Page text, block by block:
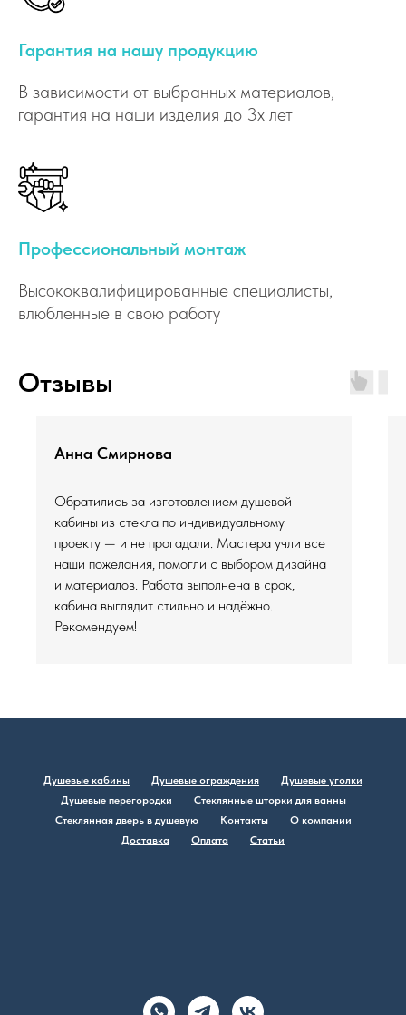
Гарантия на нашу продукцию
В зависимости от выбранных материалов,
гарантия на наши изделия до 3х лет
Профессиональный монтаж
Высококвалифицированные специалисты,
влюбленные в свою работу
Отзывы
Анна Смирнова
Обратились за изготовлением душевой
кабины из стекла по индивидуальному
проекту — и не прогадали. Мастера учли все
наши пожелания, помогли с выбором дизайна
и материалов. Работа выполнена в срок,
кабина выглядит стильно и надёжно.
Рекомендуем!
Душевые кабины Душевые ограждения
Душевые уголки
Душевые перегородки
Стеклянные шторки для ванны
Стеклянная дверь в душевую
Контакты
О компании
Доставка
Оплата Статьи